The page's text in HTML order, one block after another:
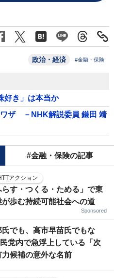
政治・経済 #金融・保険
好き」は本当か
ザ －NHK解説委員 鎌田 靖
#金融・保険の記事
アクション
らす・つくる・ためる」で東
歩む持続可能社会への道
Sponsored
でも、高市早苗氏でもな
党内で急浮上している「次
候補の意外な名前